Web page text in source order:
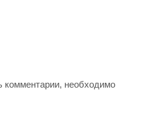
комментарии, необходимо